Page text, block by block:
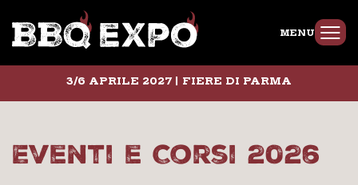
MENU
3/6 APRILE 2027 | FIERE DI PARMA
Eventi e Corsi 2026